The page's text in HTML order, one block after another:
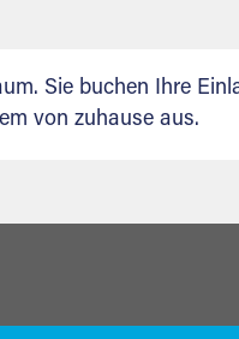
Sie buchen Ihre
von zuhause aus.